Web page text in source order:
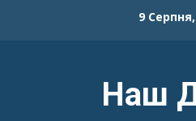
9
Наш